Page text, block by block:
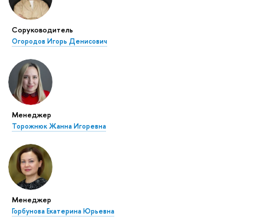
Соруководитель
Огородов Игорь Денисович
Менеджер
Торожнюк Жанна Игоревна
Менеджер
Горбунова Екатерина Юрьевна